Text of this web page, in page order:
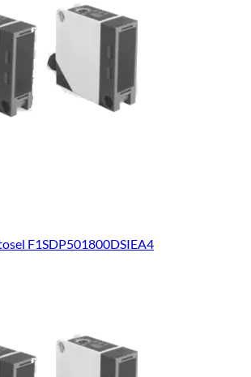
F1SDP501800DSIEA4